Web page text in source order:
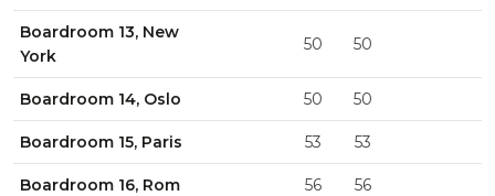
Boardroom 13, New
York
50 50
Boardroom 14, Oslo 50 50
Boardroom 15, Paris 53 53
Boardroom 16, Rom 56 56